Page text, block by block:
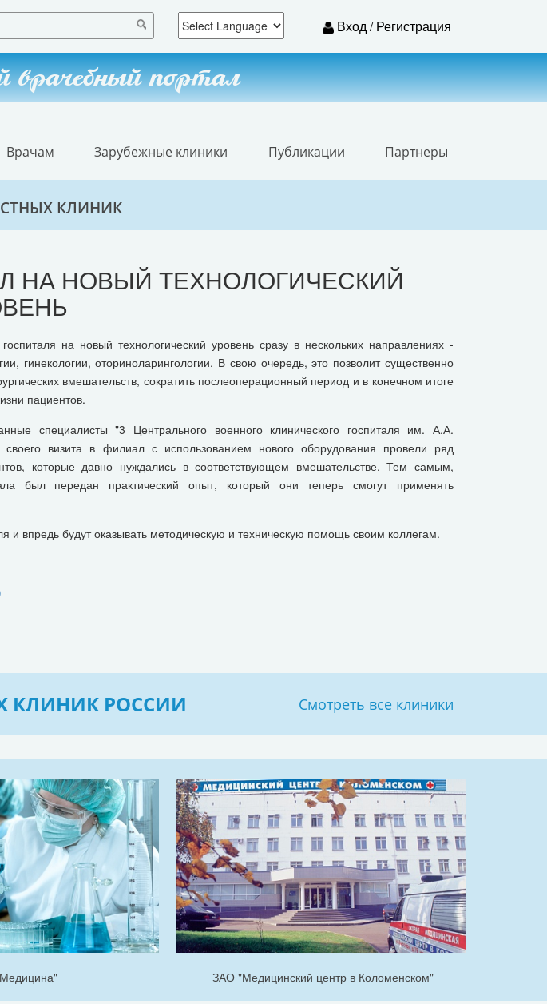
Вход / Регистрация
врачебный портал
Врачам Зарубежные клиники Публикации Партнеры
КЛИНИК
НА НОВЫЙ ТЕХНОЛОГИЧЕСКИЙ
на новый технологический уровень сразу в нескольких направлениях -
гинекологии, оториноларингологии. В свою очередь, это позволит существенно
вмешательств, сократить послеоперационный период и в конечном итоге
пациентов.
специалисты "3 Центрального военного клинического госпиталя им. А.А.
своего визита в филиал с использованием нового оборудования провели ряд
которые давно нуждались в соответствующем вмешательстве. Тем самым,
был передан практический опыт, который они теперь смогут применять
и впредь будут оказывать методическую и техническую помощь своим коллегам.
КЛИНИК РОССИИ Смотреть все клиники
ЗАО "Медицинский центр в Коломенском"